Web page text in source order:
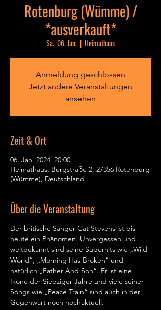
Rotenburg (Wümme) /
*ausverkauft*
Sa., 06. Jan.
  |
Heimathaus
Anmeldung geschlossen
Jetzt andere Veranstaltungen
ansehen
Zeit & Ort
06. Jan. 2024, 20:00
Heimathaus, Burgstraße 2, 27356 Rotenburg
(Wümme), Deutschland
Über die Veranstaltung
Der britische Sänger Cat Stevens ist bis
heute ein Phänomen. Unvergessen und
weltbekannt sind seine Superhits wie „Wild
World“, „Morning Has Broken“ und
natürlich „Father And Son“. Er ist eine
Ikone der Siebziger Jahre und viele seiner
Songs wie „Peace Train“ sind auch in der
Gegenwart noch hochaktuell.